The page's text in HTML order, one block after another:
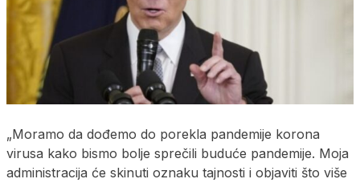
„Moramo da dođemo do porekla pandemije korona
virusa kako bismo bolje sprečili buduće pandemije. Moja
administracija će skinuti oznaku tajnosti i objaviti što više